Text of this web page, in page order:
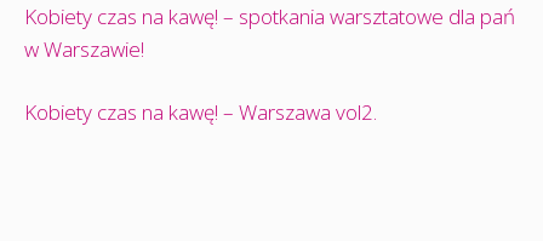
Kobiety czas na kawę! – spotkania warsztatowe dla pań
w Warszawie!
Kobiety czas na kawę! – Warszawa vol2.